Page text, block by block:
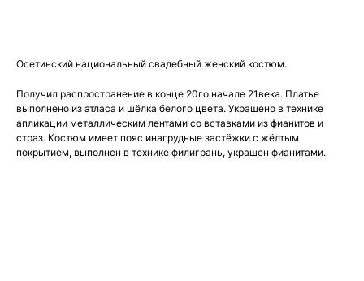
Осетинский национальный свадебный женский костюм.
Получил распространение в конце 20го,начале 21века. Платье
выполнено из атласа и шёлка белого цвета. Украшено в технике
апликации металлическим лентами со вставками из фианитов и
страз. Костюм имеет пояс инагрудные застёжки с жёлтым
покрытием, выполнен в технике филигрань, украшен фианитами.